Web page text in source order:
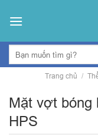
Trang chủ /
Mặt vợt bóng
HPS